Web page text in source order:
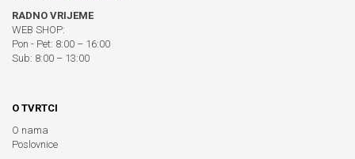
RADNO VRIJEME
WEB SHOP:
Pon - Pet: 8:00 – 16:00
Sub: 8:00 – 13:00
O TVRTCI
O nama
Poslovnice